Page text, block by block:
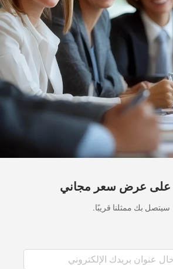
على عرض سعر مجاني
سيتصل بك ممثلنا قريبًا.